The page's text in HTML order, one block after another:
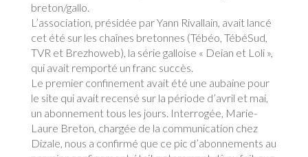
breton/gallo.
L’association, présidée par Yann Rivallain, avait lancé
cet été sur les chaînes bretonnes (Tébéo, TébéSud,
TVR et Brezhoweb), la série galloise « Deian et Loli »,
qui avait remporté un franc succès.
Le premier confinement avait été une aubaine pour
le site qui avait recensé sur la période d’avril et mai,
un abonnement tous les jours. Interrogée, Marie-
Laure Breton, chargée de la communication chez
Dizale, nous a confirmé que ce pic d’abonnements au